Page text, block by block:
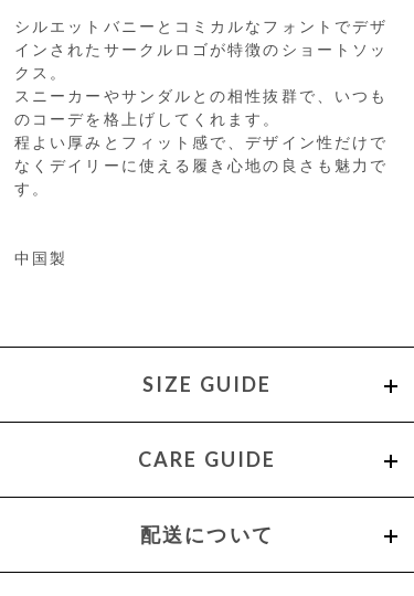
シルエットバニーとコミカルなフォントでデザ
インされたサークルロゴが特徴のショートソッ
クス。
スニーカーやサンダルとの相性抜群で、いつも
のコーデを格上げしてくれます。
程よい厚みとフィット感で、デザイン性だけで
なくデイリーに使える履き心地の良さも魅力で
す。
中国製
SIZE GUIDE
CARE GUIDE
配送について